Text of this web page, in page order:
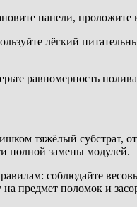
панели,
лёгкий
равномерность
тяжёлый субстрат,
полной замены модулей.
соблюдайте
на предмет поломок и